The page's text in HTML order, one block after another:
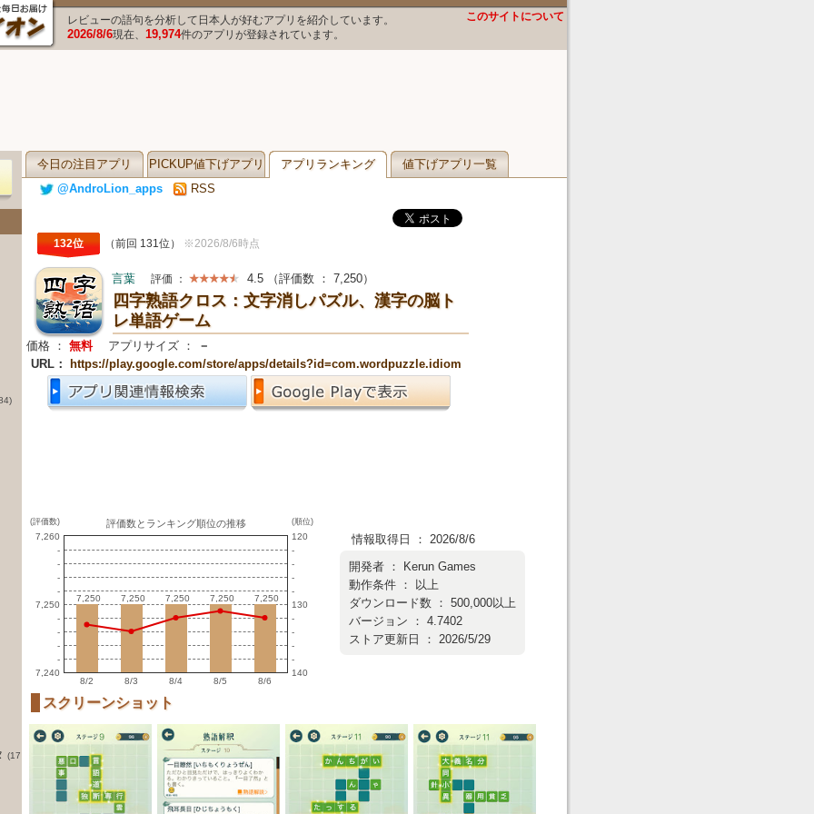
レビューの語句を分析して日本人が好むアプリを紹介しています。
2026/8/6現在、 19,974件のアプリが登録されています。
このサイトについて
今日の注目アプリ PICKUP値下げアプリ アプリランキング
値下げアプリ一覧
@AndroLion_apps
RSS
(17
132位 （前回 131位） ※2026/8/6時点
言葉 評価 ： 4.5 （評価数 ： 7,250）
四字熟語クロス：文字消しパズル、漢字の脳ト
レ単語ゲーム
価格 ： 無料 アプリサイズ ：
－
URL：
https://play.google.com/store/apps/details?id=com.wordpuzzle.idiom
(評価数)
7,260
-
-
-
-
7,250
-
-
-
-
7,240
評価数とランキング順位の推移
7,250
7,250 7,250
7,250 7,250
7,250 7,250
7,250 7,250
7,250
8/2 8/3 8/4 8/5 8/6
(順位)
120
-
-
-
-
130
-
-
-
-
140
情報取得日 ： 2026/8/6
開発者 ：
Kerun Games
動作条件 ： 以上
ダウンロード数 ： 500,000以上
バージョン ： 4.7402
ストア更新日 ： 2026/5/29
スクリーンショット